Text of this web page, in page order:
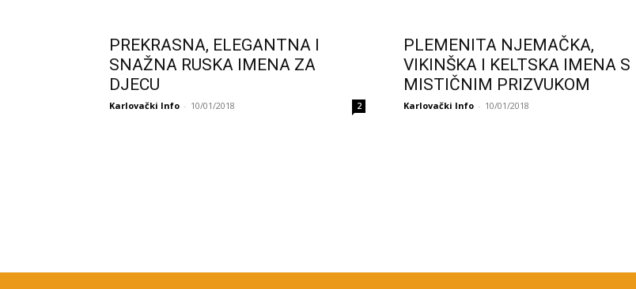
PREKRASNA, ELEGANTNA I
SNAŽNA RUSKA IMENA ZA
DJECU
Karlovački Info - 10/01/2018 2
PLEMENITA NJEMAČKA,
VIKINŠKA I KELTSKA IMENA S
MISTIČNIM PRIZVUKOM
Karlovački Info - 10/01/2018